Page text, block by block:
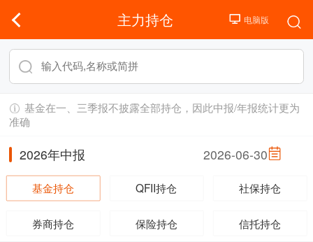
主力持仓
基金在一、三季报不披露全部持仓，因此中报/年报统计更为
准确
2026年中报 2026-06-30
基金持仓 QFII持仓 社保持仓
券商持仓 保险持仓 信托持仓